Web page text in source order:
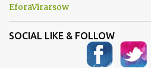
EforaVirarsow
SOCIAL LIKE & FOLLOW